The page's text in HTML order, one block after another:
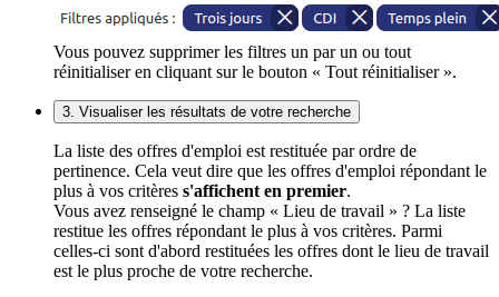
Vous pouvez supprimer les filtres un par un ou tout
réinitialiser en cliquant sur le bouton « Tout réinitialiser ».
3. Visualiser les résultats de votre recherche
La liste des offres d'emploi est restituée par ordre de
pertinence. Cela veut dire que les offres d'emploi répondant le
plus à vos critères s'affichent en premier.
Vous avez renseigné le champ « Lieu de travail » ? La liste
restitue les offres répondant le plus à vos critères. Parmi
celles-ci sont d'abord restituées les offres dont le lieu de travail
est le plus proche de votre recherche.